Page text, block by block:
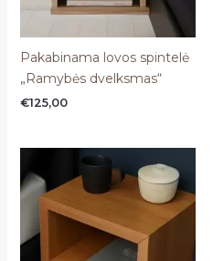
Pakabinama lovos spintelė
„Ramybės dvelksmas“
€125,00